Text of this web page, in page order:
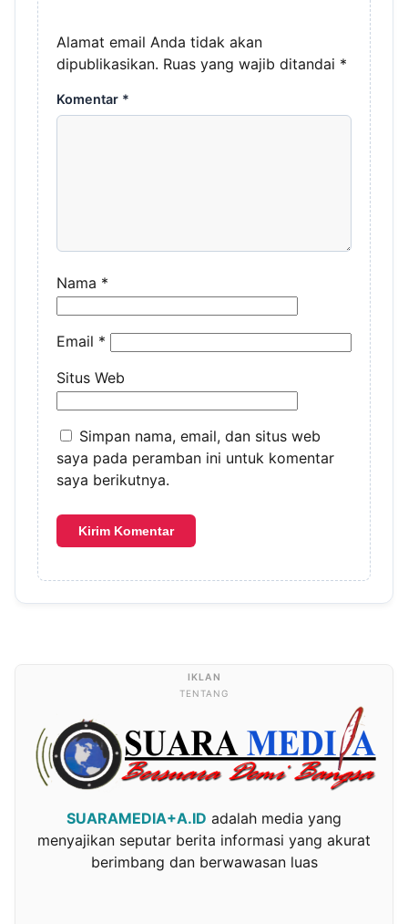
Alamat email Anda tidak akan
dipublikasikan. Ruas yang wajib ditandai *
Komentar *
Nama *
Email *
Situs Web
Simpan nama, email, dan situs web
saya pada peramban ini untuk komentar
saya berikutnya.
TENTANG
SUARAMEDIA+A.ID adalah media yang
menyajikan seputar berita informasi yang akurat
berimbang dan berwawasan luas